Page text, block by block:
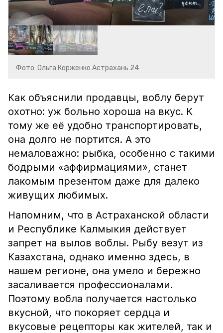
Фото: Ольга Корженко Астрахань 24
Как объяснили продавцы, воблу берут
охотно: уж больно хороша на вкус. К
тому же её удобно транспортировать,
она долго не портится. А это
немаловажно: рыбка, особенно с такими
бодрыми «аффирмациями», станет
лакомым презентом даже для далеко
живущих любимых.
Напомним, что в Астраханской области
и Республике Калмыкия действует
запрет на вылов воблы. Рыбу везут из
Казахстана, однако именно здесь, в
нашем регионе, она умело и бережно
засаливается профессионалами.
Поэтому вобла получается настолько
вкусной, что покоряет сердца и
вкусовые рецепторы как жителей, так и